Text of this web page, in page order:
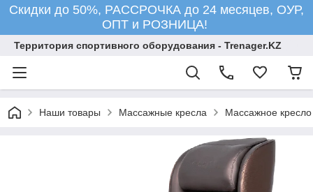
Скидки до 50%, РАССРОЧКА до 24 месяцев, ОУР,
ОПТ и РОЗНИЦА!
Территория спортивного оборудования - Trenager.KZ
Наши товары Массажные кресла Массажное